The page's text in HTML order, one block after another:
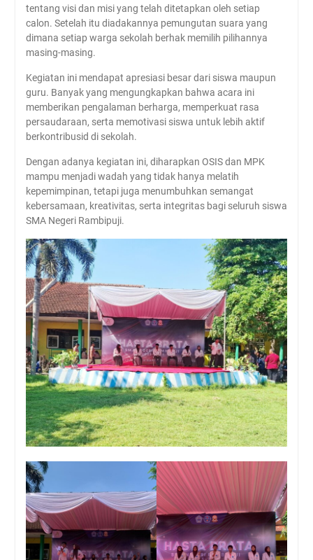
tentang visi dan misi yang telah ditetapkan oleh setiap
calon. Setelah itu diadakannya pemungutan suara yang
dimana setiap warga sekolah berhak memilih pilihannya
masing-masing.
Kegiatan ini mendapat apresiasi besar dari siswa maupun
guru. Banyak yang mengungkapkan bahwa acara ini
memberikan pengalaman berharga, memperkuat rasa
persaudaraan, serta memotivasi siswa untuk lebih aktif
berkontribusid di sekolah.
Dengan adanya kegiatan ini, diharapkan OSIS dan MPK
mampu menjadi wadah yang tidak hanya melatih
kepemimpinan, tetapi juga menumbuhkan semangat
kebersamaan, kreativitas, serta integritas bagi seluruh siswa
SMA Negeri Rambipuji.